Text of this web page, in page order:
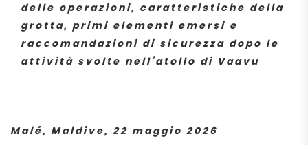
delle operazioni, caratteristiche della
grotta, primi elementi emersi e
raccomandazioni di sicurezza dopo le
attività svolte nell’atollo di Vaavu
Malé, Maldive, 22 maggio 2026